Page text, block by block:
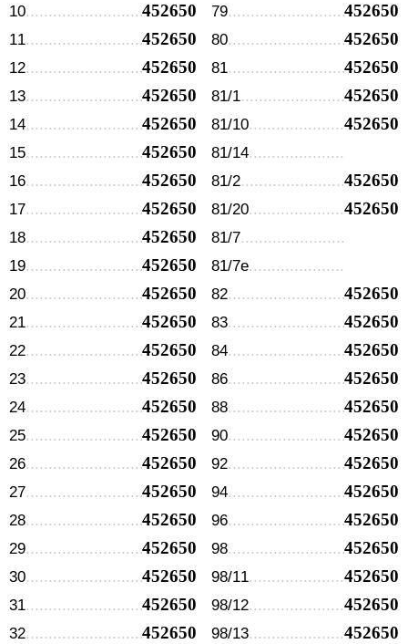
10 452650
11 452650
12 452650
13 452650
14 452650
15 452650
16 452650
17 452650
18 452650
19 452650
20 452650
21 452650
22 452650
23 452650
24 452650
25 452650
26 452650
27 452650
28 452650
29 452650
30 452650
31 452650
32 452650
79 452650
80 452650
81 452650
81/1 452650
81/10 452650
81/14
81/2
452650
81/20 452650
81/7
81/7е
82
452650
83 452650
84 452650
86 452650
88 452650
90 452650
92 452650
94 452650
96 452650
98 452650
98/11 452650
98/12 452650
98/13 452650